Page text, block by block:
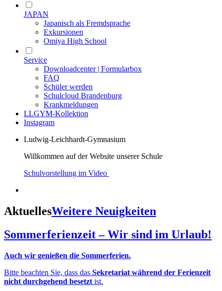
JAPAN
Japanisch als Fremdsprache
Exkursionen
Omiya High School
Service
Downloadcenter | Formularbox
FAQ
Schüler werden
Schulcloud Brandenburg
Krankmeldungen
LLGYM-Kollektion
Instagram
Ludwig-Leichhardt-Gymnasium
Willkommen auf der Website unserer Schule
Schulvorstellung im Video
AktuellesWeitere Neuigkeiten
Sommerferienzeit – Wir sind im Urlaub!
Auch wir genießen die Sommerferien.
Bitte beachten Sie, dass das Sekretariat während der Ferienzeit
nicht durchgehend besetzt ist.